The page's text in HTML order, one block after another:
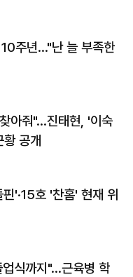
주년…"난 늘 부족한
아줘"…진태현, '이숙
공개
'·15호 '찬홈' 현재 위
식까지"…근육병 학